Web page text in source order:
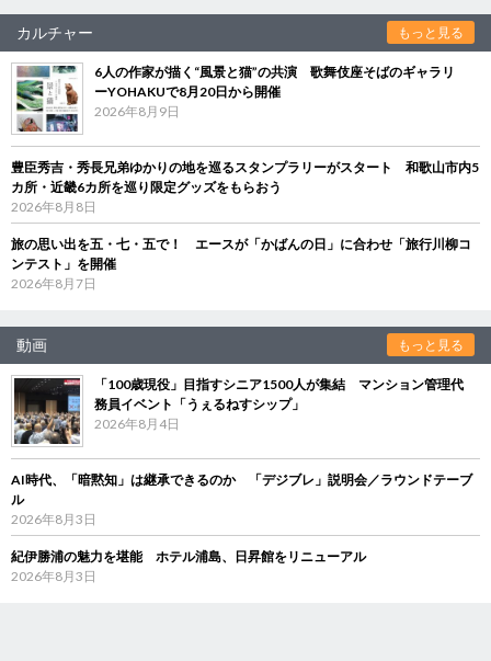
カルチャー もっと見る
6人の作家が描く“風景と猫”の共演 歌舞伎座そばのギャラリ
ーYOHAKUで8月20日から開催
2026年8月9日
豊臣秀吉・秀長兄弟ゆかりの地を巡るスタンプラリーがスタート 和歌山市内5
カ所・近畿6カ所を巡り限定グッズをもらおう
2026年8月8日
旅の思い出を五・七・五で！ エースが「かばんの日」に合わせ「旅行川柳コ
ンテスト」を開催
2026年8月7日
動画 もっと見る
「100歳現役」目指すシニア1500人が集結 マンション管理代
務員イベント「うぇるねすシップ」
2026年8月4日
AI時代、「暗黙知」は継承できるのか 「デジブレ」説明会／ラウンドテーブ
ル
2026年8月3日
紀伊勝浦の魅力を堪能 ホテル浦島、日昇館をリニューアル
2026年8月3日